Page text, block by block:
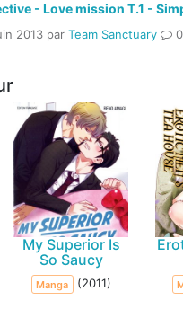
- Love mission T.1 -
2013 par Team Sanctuary
My Superior Is
So Saucy
Manga (2011)